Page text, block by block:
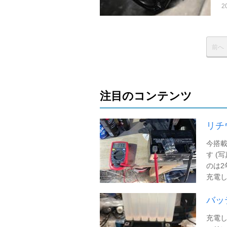
前へ
注目のコンテンツ
リ
今搭
す (写
のは2
充電
バッ
充電